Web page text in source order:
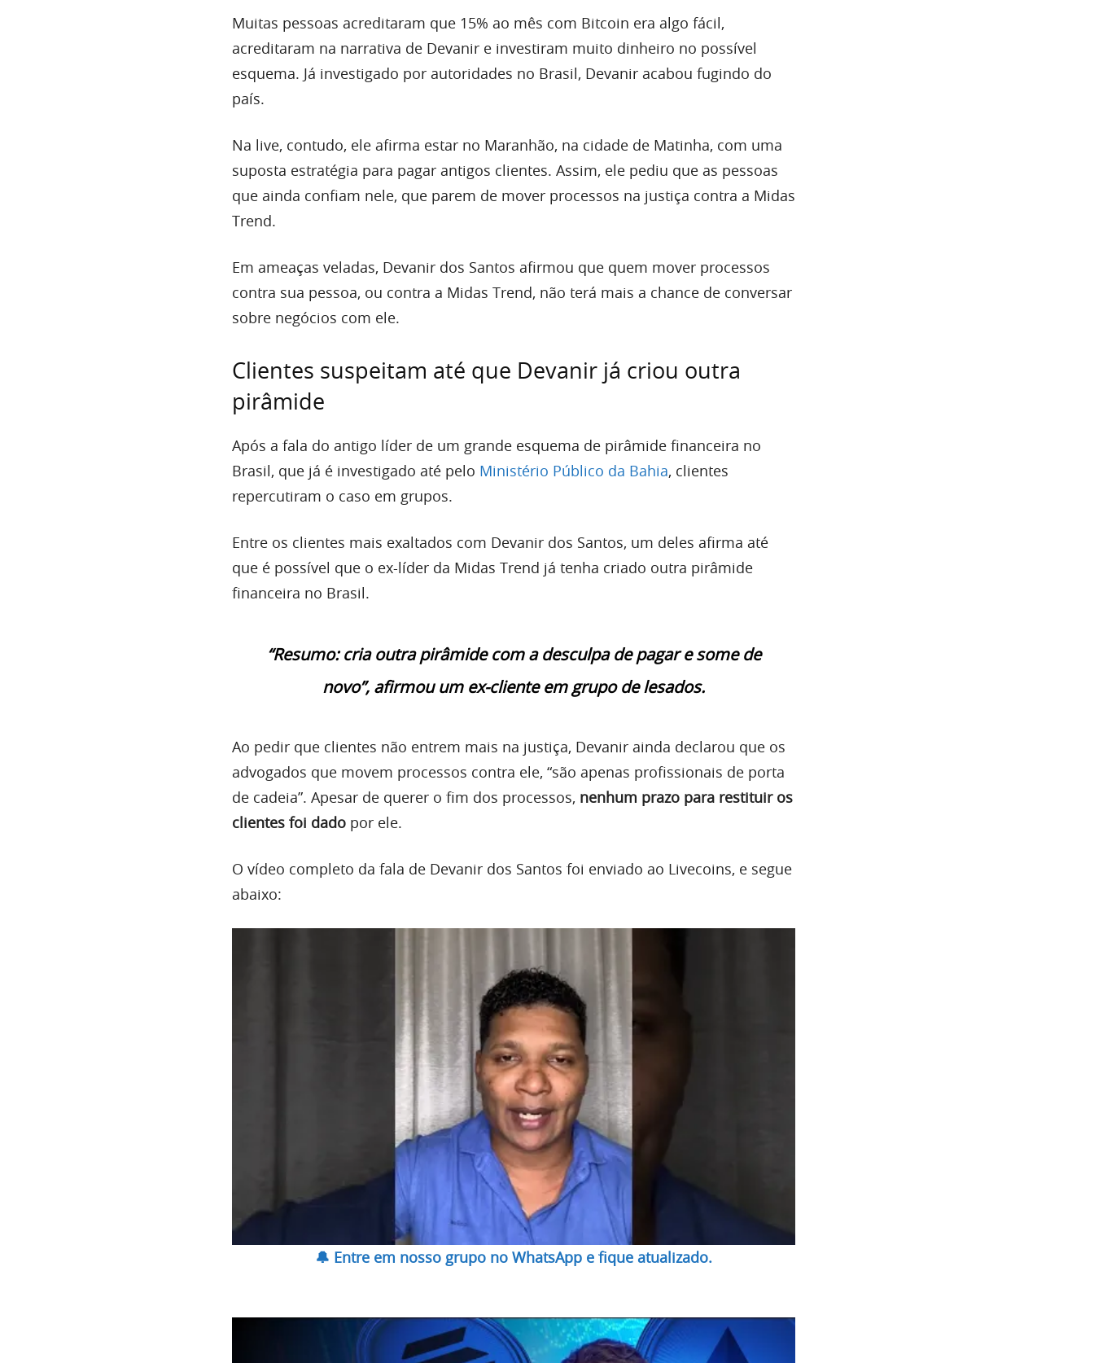
Muitas pessoas acreditaram que 15% ao mês com Bitcoin era algo fácil,
acreditaram na narrativa de Devanir e investiram muito dinheiro no possível
esquema. Já investigado por autoridades no Brasil, Devanir acabou fugindo do
país.
Na live, contudo, ele afirma estar no Maranhão, na cidade de Matinha, com uma
suposta estratégia para pagar antigos clientes. Assim, ele pediu que as pessoas
que ainda confiam nele, que parem de mover processos na justiça contra a Midas
Trend.
Em ameaças veladas, Devanir dos Santos afirmou que quem mover processos
contra sua pessoa, ou contra a Midas Trend, não terá mais a chance de conversar
sobre negócios com ele.
Clientes suspeitam até que Devanir já criou outra
pirâmide
Após a fala do antigo líder de um grande esquema de pirâmide financeira no
Brasil, que já é investigado até pelo Ministério Público da Bahia, clientes
repercutiram o caso em grupos.
Entre os clientes mais exaltados com Devanir dos Santos, um deles afirma até
que é possível que o ex-líder da Midas Trend já tenha criado outra pirâmide
financeira no Brasil.
“Resumo: cria outra pirâmide com a desculpa de pagar e some de
novo”, afirmou um ex-cliente em grupo de lesados.
Ao pedir que clientes não entrem mais na justiça, Devanir ainda declarou que os
advogados que movem processos contra ele, “são apenas profissionais de porta
de cadeia”. Apesar de querer o fim dos processos, nenhum prazo para restituir os
clientes foi dado por ele.
O vídeo completo da fala de Devanir dos Santos foi enviado ao Livecoins, e segue
abaixo:
🔔 Entre em nosso grupo no WhatsApp e fique atualizado.